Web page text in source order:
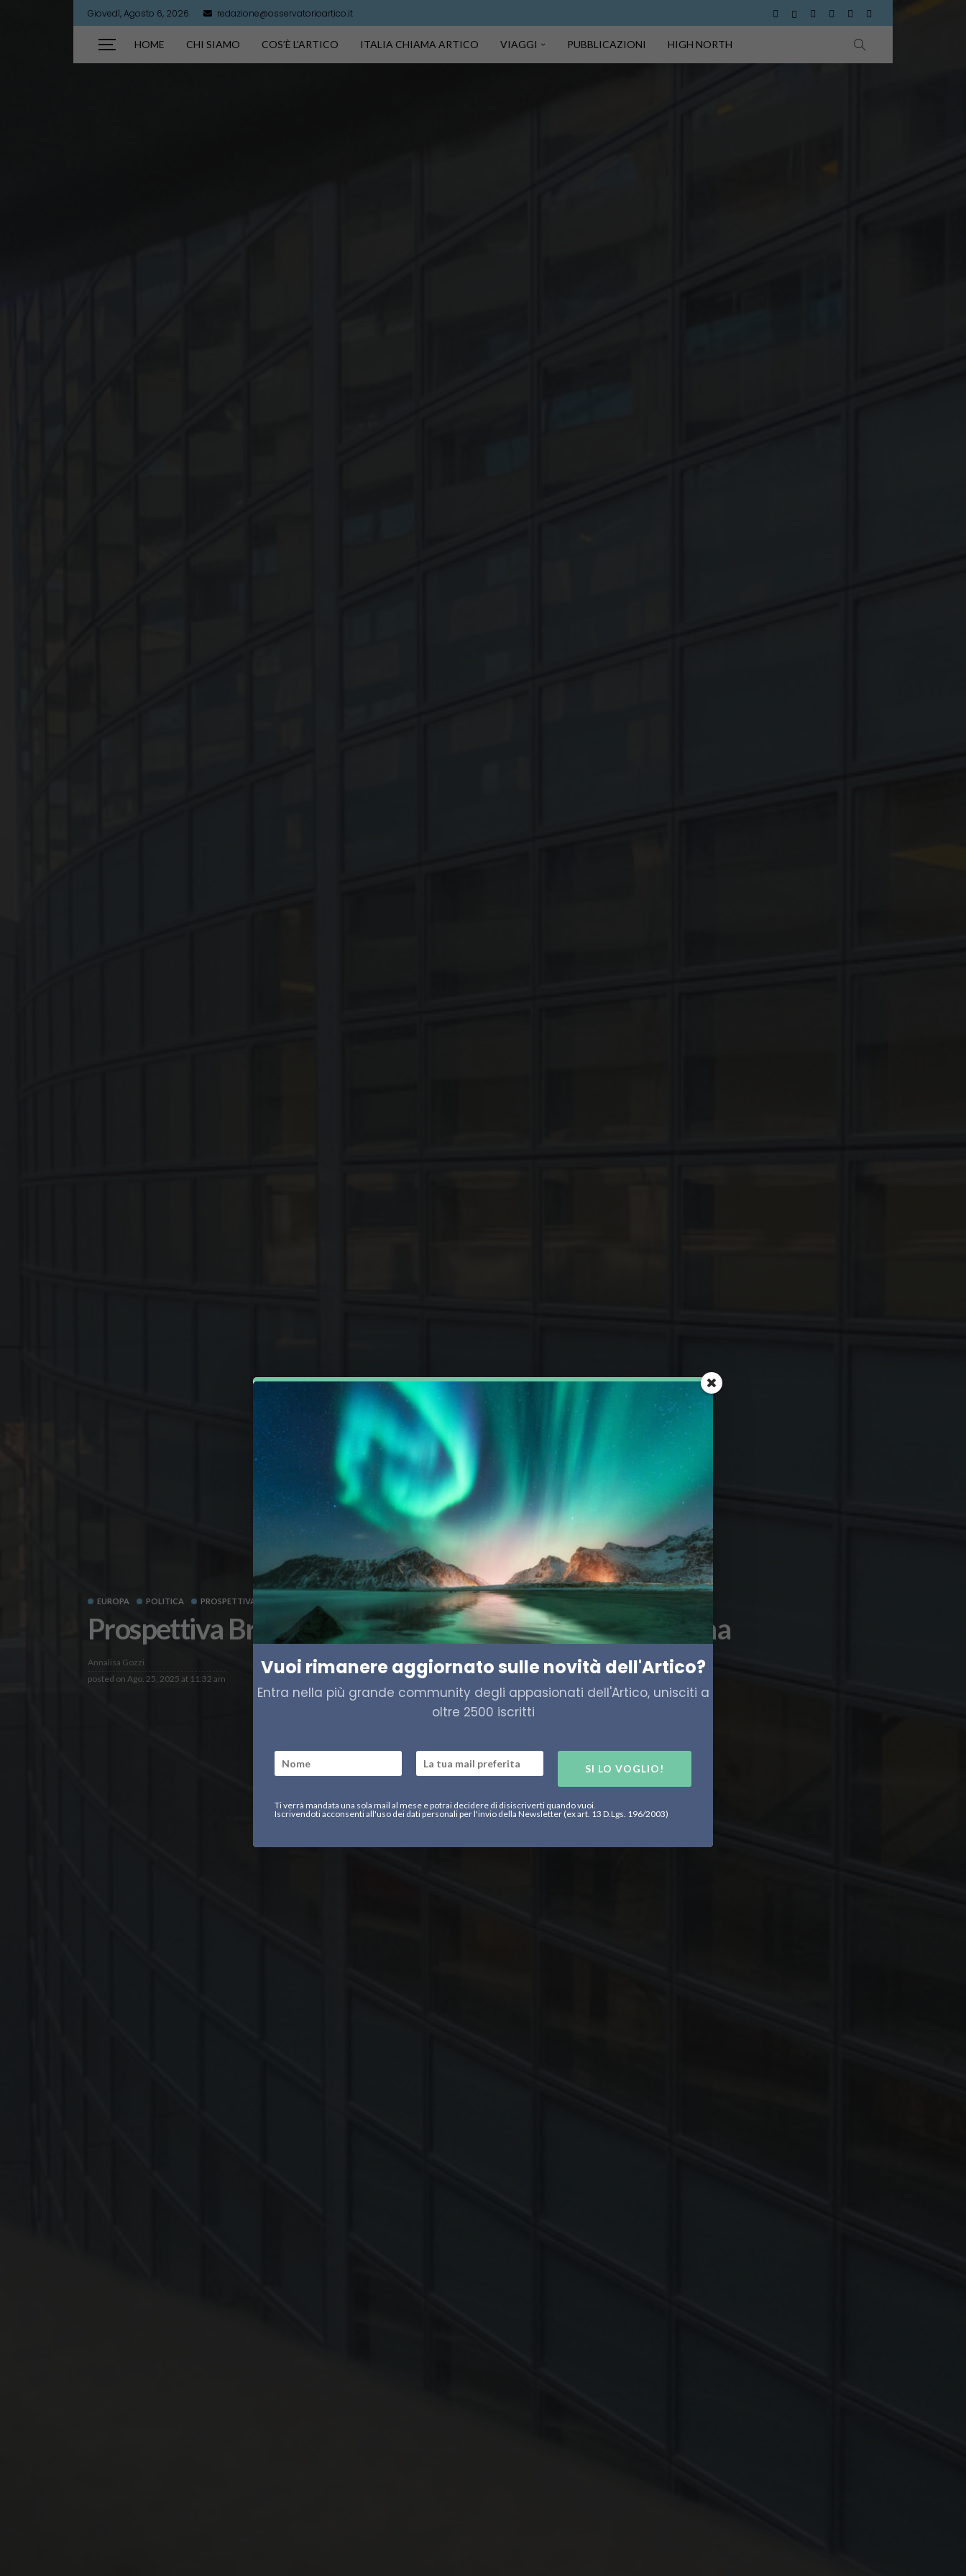
Giovedì, Agosto 6, 2026 redazione@osservatorioartico.it
HOME CHI SIAMO COS’È L’ARTICO ITALIA CHIAMA ARTICO VIAGGI PUBBLICAZIONI HIGH NORTH
EUROPA POLITICA PROSPETTIVA BRUXELLES
Prospettiva Bruxelles, gli appuntamenti della settimana
Annalisa Gozzi
posted on Ago. 25, 2025 at 11:32 am Vuoi rimanere aggiornato sulle novità dell'Artico?
Entra nella più grande community degli appasionati dell'Artico, unisciti a
oltre 2500 iscritti
SI LO VOGLIO!
Ti verrà mandata una sola mail al mese e potrai decidere di disiscriverti quando vuoi.
Iscrivendoti acconsenti all'uso dei dati personali per l'invio della Newsletter (ex art. 13 D.Lgs. 196/2003)